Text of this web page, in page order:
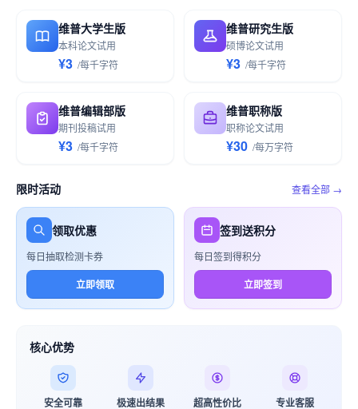
维普大学生版
本科论文试用
¥3 /每千字符
维普研究生版
硕博论文试用
¥3 /每千字符
维普编辑部版
期刊投稿试用
¥3 /每千字符
维普职称版
职称论文试用
¥30 /每万字符
限时活动 查看全部 →
领取优惠
每日抽取检测卡券
立即领取
签到送积分
每日签到得积分
立即签到
核心优势
安全可靠 极速出结果 超高性价比 专业客服